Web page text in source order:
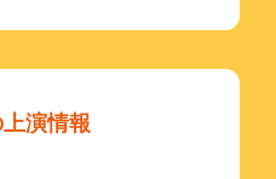
演情報